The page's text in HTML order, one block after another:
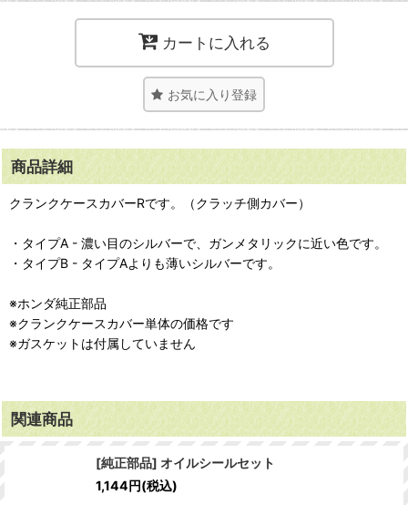
カートに入れる
お気に入り登録
商品詳細
クランクケースカバーRです。（クラッチ側カバー）
・タイプA - 濃い目のシルバーで、ガンメタリックに近い色です。
・タイプB - タイプAよりも薄いシルバーです。
※ホンダ純正部品
※クランクケースカバー単体の価格です
※ガスケットは付属していません
関連商品
[純正部品] オイルシールセット
1,144円(税込)